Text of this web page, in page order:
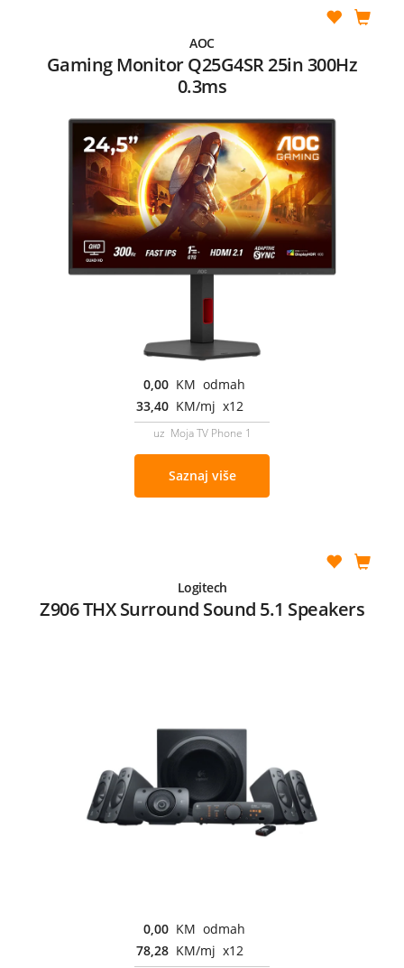
AOC
Gaming Monitor Q25G4SR 25in 300Hz
0.3ms
0,00 KM odmah
33,40 KM/mj x12
uz Moja TV Phone 1
Saznaj više
Logitech
Z906 THX Surround Sound 5.1 Speakers
0,00 KM odmah
78,28 KM/mj x12